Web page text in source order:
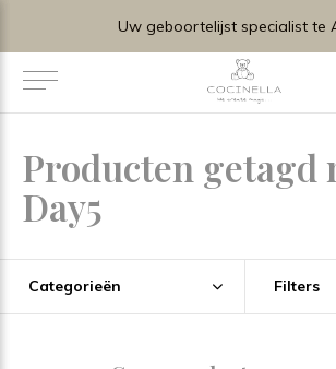
Uw geboortelijst specialist te
Producten getagd
Day5
Categorieën Filters